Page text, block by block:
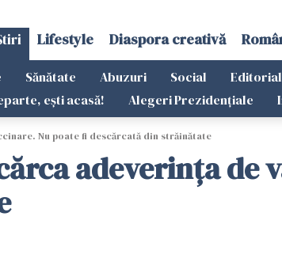
Lifestyle Diaspora creativă
Sănătate Abuzuri Social Editorial
ești acasă! Alegeri Prezidențiale
Nu poate fi descărcată din străinătate
adeverința de